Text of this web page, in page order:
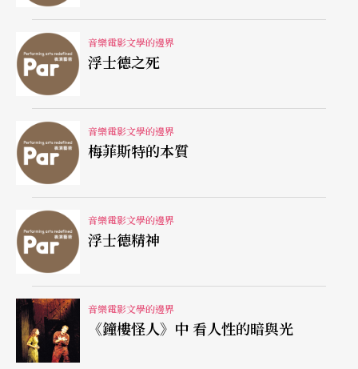
感。
無須當「阿信」，索維格「惡搞」會如何？
可是，二十一世紀的女性，會將索維格視為女性的
典範嗎？很可能我們會從心理諮商醫師的分析中得
知，皮爾金會這麼晚才回頭，是因為索維格沒有能
力抵制皮爾金，甚至縱容了皮爾金，他倆之間根本
是一種互為依存的病態關係，索維格從無數次精神
受虐中感受自己的價值，而皮爾金恰好是因為索維
格這種「堅忍」中，強化了無賴性格。
我到現在仍舊不解，何以日劇「阿信」中的阿信精
神，非得刻畫成如此的悲情？當真無怨無悔地忍受
音樂電影文學的邊界
浮士德之死
音樂電影文學的邊界
梅菲斯特的本質
音樂電影文學的邊界
浮士德精神
音樂電影文學的邊界
《鐘樓怪人》中 看人性的暗與光